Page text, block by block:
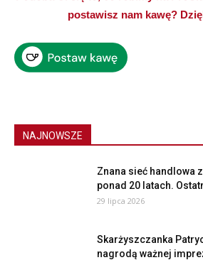
postawisz nam kawę?
NAJNOWSZE
Znana sieć handlowa
ponad 20 latach.
29 lipca 2026
Skarżyszczanka
nagrodą ważnej